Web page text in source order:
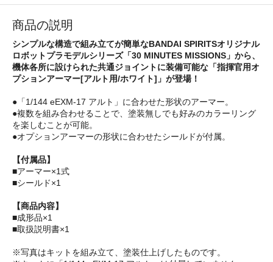
商品の説明
シンプルな構造で組み立てが簡単なBANDAI SPIRITSオリジナル
ロボットプラモデルシリーズ「30 MINUTES MISSIONS」から、
機体各所に設けられた共通ジョイントに装備可能な「指揮官用オ
プションアーマー[アルト用/ホワイト]」が登場！
●「1/144 eEXM-17 アルト」に合わせた形状のアーマー。
●複数を組み合わせることで、塗装無しでも好みのカラーリング
を楽しむことが可能。
●オプションアーマーの形状に合わせたシールドが付属。
【付属品】
■アーマー×1式
■シールド×1
【商品内容】
■成形品×1
■取扱説明書×1
※写真はキットを組み立て、塗装仕上げしたものです。